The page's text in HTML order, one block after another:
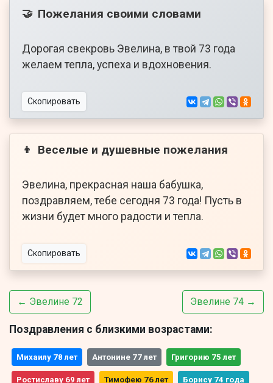
🤝 Пожелания своими словами
Дорогая свекровь Эвелина, в твой 73 года
желаем тепла, успеха и вдохновения.
Скопировать
👦 Веселые и душевные пожелания
Эвелина, прекрасная наша бабушка,
поздравляем, тебе сегодня 73 года! Пусть в
жизни будет много радости и тепла.
Скопировать
← Эвелине 72 Эвелине 74 →
Поздравления с близкими возрастами:
Михаилу 78 лет Антонине 77 лет Григорию 75 лет
Ростиславу 69 лет Тимофею 76 лет Борису 74 года